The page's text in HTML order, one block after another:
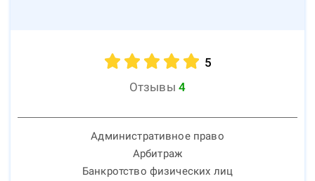
5
Отзывы 4
Административное право
Арбитраж
Банкротство физических лиц